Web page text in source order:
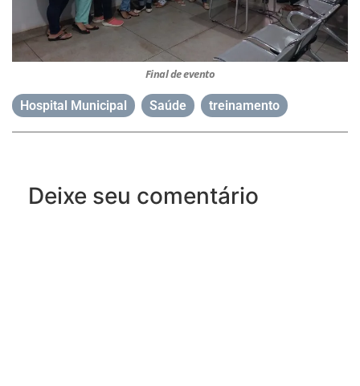
Final de evento
Hospital Municipal Saúde treinamento
Deixe seu comentário